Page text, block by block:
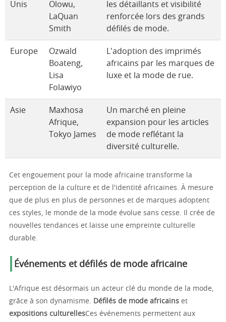
Unis
Olowu,
LaQuan
Smith
les détaillants et visibilité
renforcée lors des grands
défilés de mode.
Europe
Ozwald
Boateng,
Lisa
Folawiyo
L'adoption des imprimés
africains par les marques de
luxe et la mode de rue.
Asie
Maxhosa
Afrique,
Tokyo James
Un marché en pleine
expansion pour les articles
de mode reflétant la
diversité culturelle.
Cet engouement pour la mode africaine transforme la
perception de la culture et de l'identité africaines. À mesure
que de plus en plus de personnes et de marques adoptent
ces styles, le monde de la mode évolue sans cesse. Il crée de
nouvelles tendances et laisse une empreinte culturelle
durable.
Événements et défilés de mode africaine
L'Afrique est désormais un acteur clé du monde de la mode,
grâce à son dynamisme. Défilés de mode africains et
expositions culturellesCes événements permettent aux